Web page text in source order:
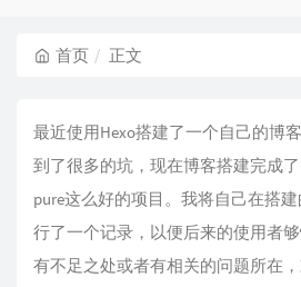
首页 正文
最近使用Hexo搭建了一个自己的博
到了很多的坑，现在博客搭建完成
pure这么好的项目。我将自己在搭
行了一个记录，以便后来的使用者
有不足之处或者有相关的问题所在